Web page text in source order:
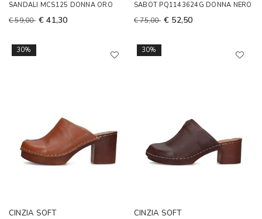
SANDALI MCS125 DONNA ORO
€ 59,00 € 41,30
SABOT PQ1143624G DONNA NERO
€ 75,00 € 52,50
30%
CINZIA SOFT
30%
CINZIA SOFT